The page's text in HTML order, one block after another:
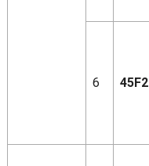
6 45F2